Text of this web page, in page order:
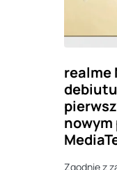
realme
nowym
Zgodnie z